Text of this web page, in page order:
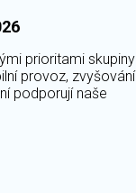
prioritami skupiny
provoz, zvyšování
podporují naše